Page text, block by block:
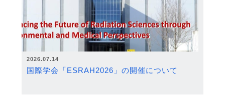
2026.07.14
国際学会「ESRAH2026」の開催について